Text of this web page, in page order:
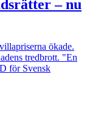
– nu
ökade.
tredbrott. "En
för Svensk